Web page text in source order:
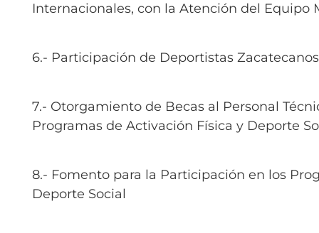
Comité de Ética
Comité de Igualdad
Sala de Prensa
Internacionales, con la Atención del Equipo
6.- Participación de Deportistas
7.- Otorgamiento de Becas al Personal
Programas de Activación Física y Deporte
8.- Fomento para la Participación en los
Deporte Social